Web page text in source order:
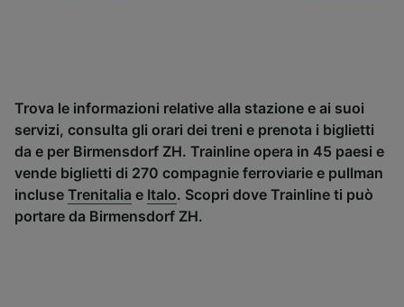
Trova le informazioni relative alla stazione e ai suoi
servizi, consulta gli orari dei treni e prenota i biglietti
da e per Birmensdorf ZH. Trainline opera in 45 paesi e
vende biglietti di 270 compagnie ferroviarie e pullman
incluse Trenitalia e Italo. Scopri dove Trainline ti può
portare da Birmensdorf ZH.